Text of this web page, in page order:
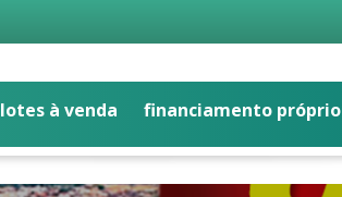
lotes à venda financiamento próprio